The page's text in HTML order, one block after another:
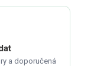
a doporučená